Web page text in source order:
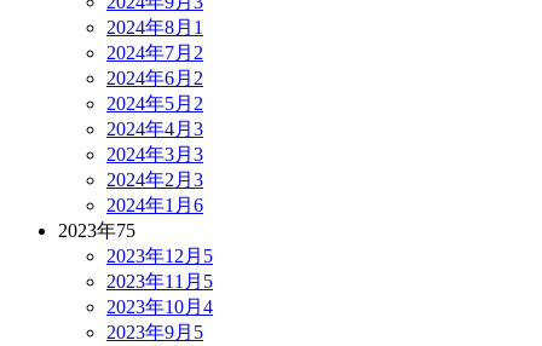
2024年8月 1
2024年7月 2
2024年6月 2
2024年5月 2
2024年4月 3
2024年3月 3
2024年2月 3
2024年1月 6
2023年75
2023年12月 5
2023年11月 5
2023年10月 4
2023年9月 5